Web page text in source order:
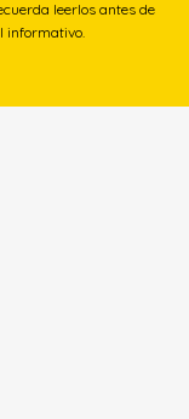
leerlos antes de
informativo.